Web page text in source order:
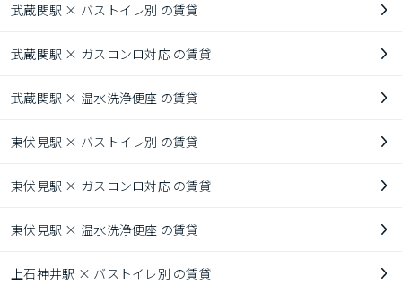
武蔵関駅 × バストイレ別 の賃貸
武蔵関駅 × ガスコンロ対応 の賃貸
武蔵関駅 × 温水洗浄便座 の賃貸
東伏見駅 × バストイレ別 の賃貸
東伏見駅 × ガスコンロ対応 の賃貸
東伏見駅 × 温水洗浄便座 の賃貸
上石神井駅 × バストイレ別 の賃貸